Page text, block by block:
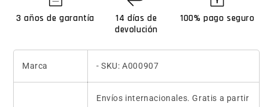
3 años de garantía
14 días de
devolución
100% pago seguro
Marca - SKU: A000907
Envíos internacionales. Gratis a partir